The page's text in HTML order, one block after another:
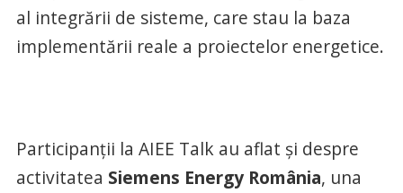
al integrării de sisteme, care stau la baza
implementării reale a proiectelor energetice.
Participanții la AIEE Talk au aflat și despre
activitatea Siemens Energy România, una